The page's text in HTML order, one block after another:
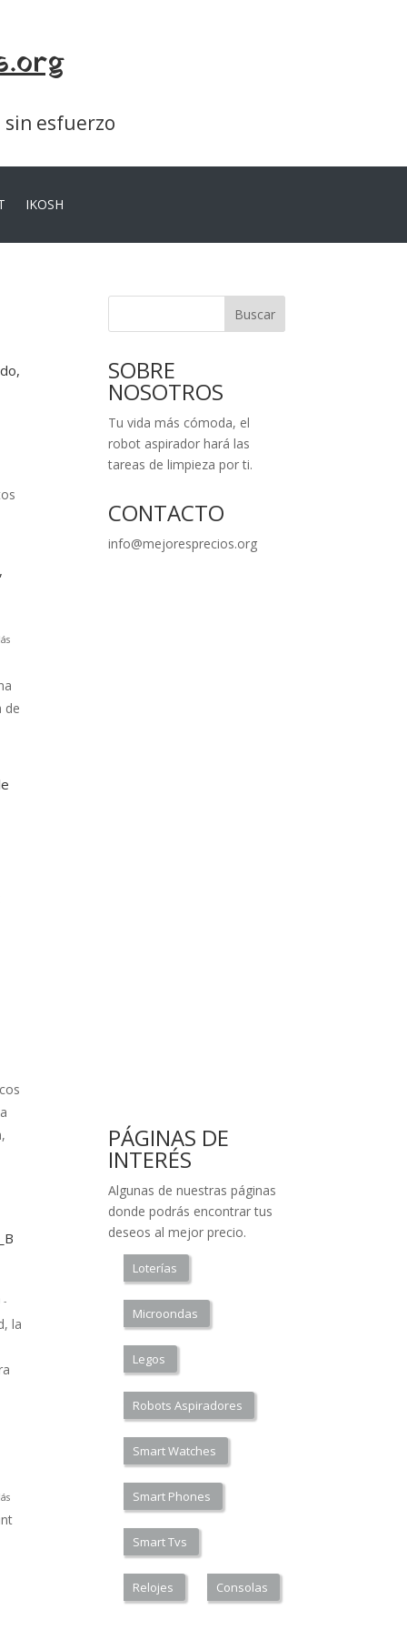
esfuerzo
IKOSH
de
-
la
Buscar
SOBRE
NOSOTROS
Tu vida más cómoda, el
robot aspirador hará las
tareas de limpieza por ti.
CONTACTO
info@mejoresprecios.org
PÁGINAS DE
INTERÉS
Algunas de nuestras páginas
donde podrás encontrar tus
deseos al mejor precio.
Loterías
Microondas
Legos
Robots Aspiradores
Smart Watches
Smart Phones
Smart Tvs
Relojes Consolas